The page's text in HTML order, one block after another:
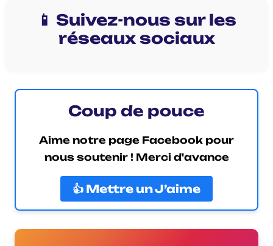
📱 Suivez-nous sur les
réseaux sociaux
Coup de pouce
Aime notre page Facebook pour
nous soutenir ! Merci d'avance
👍 Mettre un J’aime